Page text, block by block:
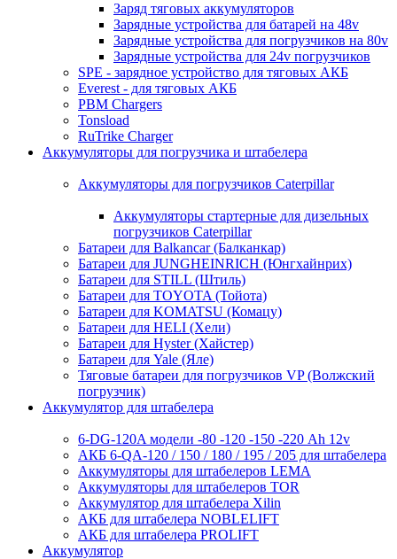
Заряд тяговых аккумуляторов
Зарядные устройства для батарей на 48v
Зарядные устройства для погрузчиков на 80v
Зарядные устройства для 24v погрузчиков
SPE - зарядное устройство для тяговых АКБ
Everest - для тяговых АКБ
PBM Chargers
Tonsload
RuTrike Charger
Аккумуляторы для погрузчика и штабелера
Аккумуляторы для погрузчиков Caterpillar
Аккумуляторы стартерные для дизельных
погрузчиков Caterpillar
Батареи для Balkancar (Балканкар)
Батареи для JUNGHEINRICH (Юнгхайнрих)
Батареи для STILL (Штиль)
Батареи для TOYOTA (Тойота)
Батареи для KOMATSU (Комацу)
Батареи для HELI (Хели)
Батареи для Hyster (Хайстер)
Батареи для Yale (Яле)
Тяговые батареи для погрузчиков VP (Волжский
погрузчик)
Аккумулятор для штабелера
6-DG-120A модели -80 -120 -150 -220 Ah 12v
АКБ 6-QA-120 / 150 / 180 / 195 / 205 для штабелера
Аккумуляторы для штабелеров LEMA
Аккумуляторы для штабелеров TOR
Аккумулятор для штабелера Xilin
АКБ для штабелера NOBLELIFT
АКБ для штабелера PROLIFT
Аккумулятор